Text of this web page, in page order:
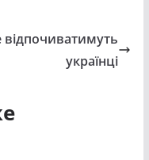
відпочиватимуть
українці